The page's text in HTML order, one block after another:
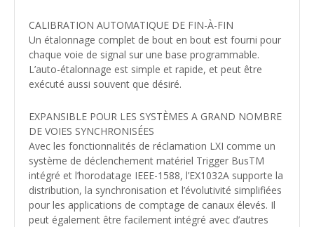
CALIBRATION AUTOMATIQUE DE FIN-À-FIN
Un étalonnage complet de bout en bout est fourni pour
chaque voie de signal sur une base programmable.
L’auto-étalonnage est simple et rapide, et peut être
exécuté aussi souvent que désiré.
EXPANSIBLE POUR LES SYSTÈMES A GRAND NOMBRE
DE VOIES SYNCHRONISÉES
Avec les fonctionnalités de réclamation LXI comme un
système de déclenchement matériel Trigger BusTM
intégré et l’horodatage IEEE-1588, l’EX1032A supporte la
distribution, la synchronisation et l’évolutivité simplifiées
pour les applications de comptage de canaux élevés. Il
peut également être facilement intégré avec d’autres